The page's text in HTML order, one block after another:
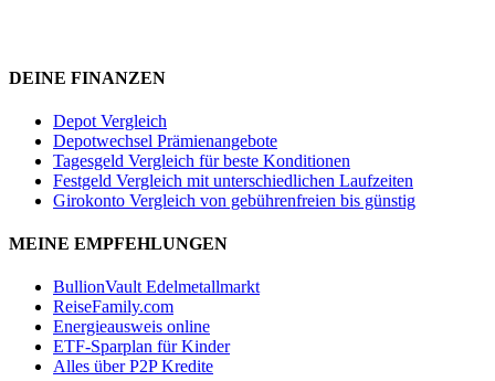
DEINE FINANZEN
Depot Vergleich
Depotwechsel Prämienangebote
Tagesgeld Vergleich für beste Konditionen
Festgeld Vergleich mit unterschiedlichen Laufzeiten
Girokonto Vergleich von gebührenfreien bis günstig
MEINE EMPFEHLUNGEN
BullionVault Edelmetallmarkt
ReiseFamily.com
Energieausweis online
ETF-Sparplan für Kinder
Alles über P2P Kredite